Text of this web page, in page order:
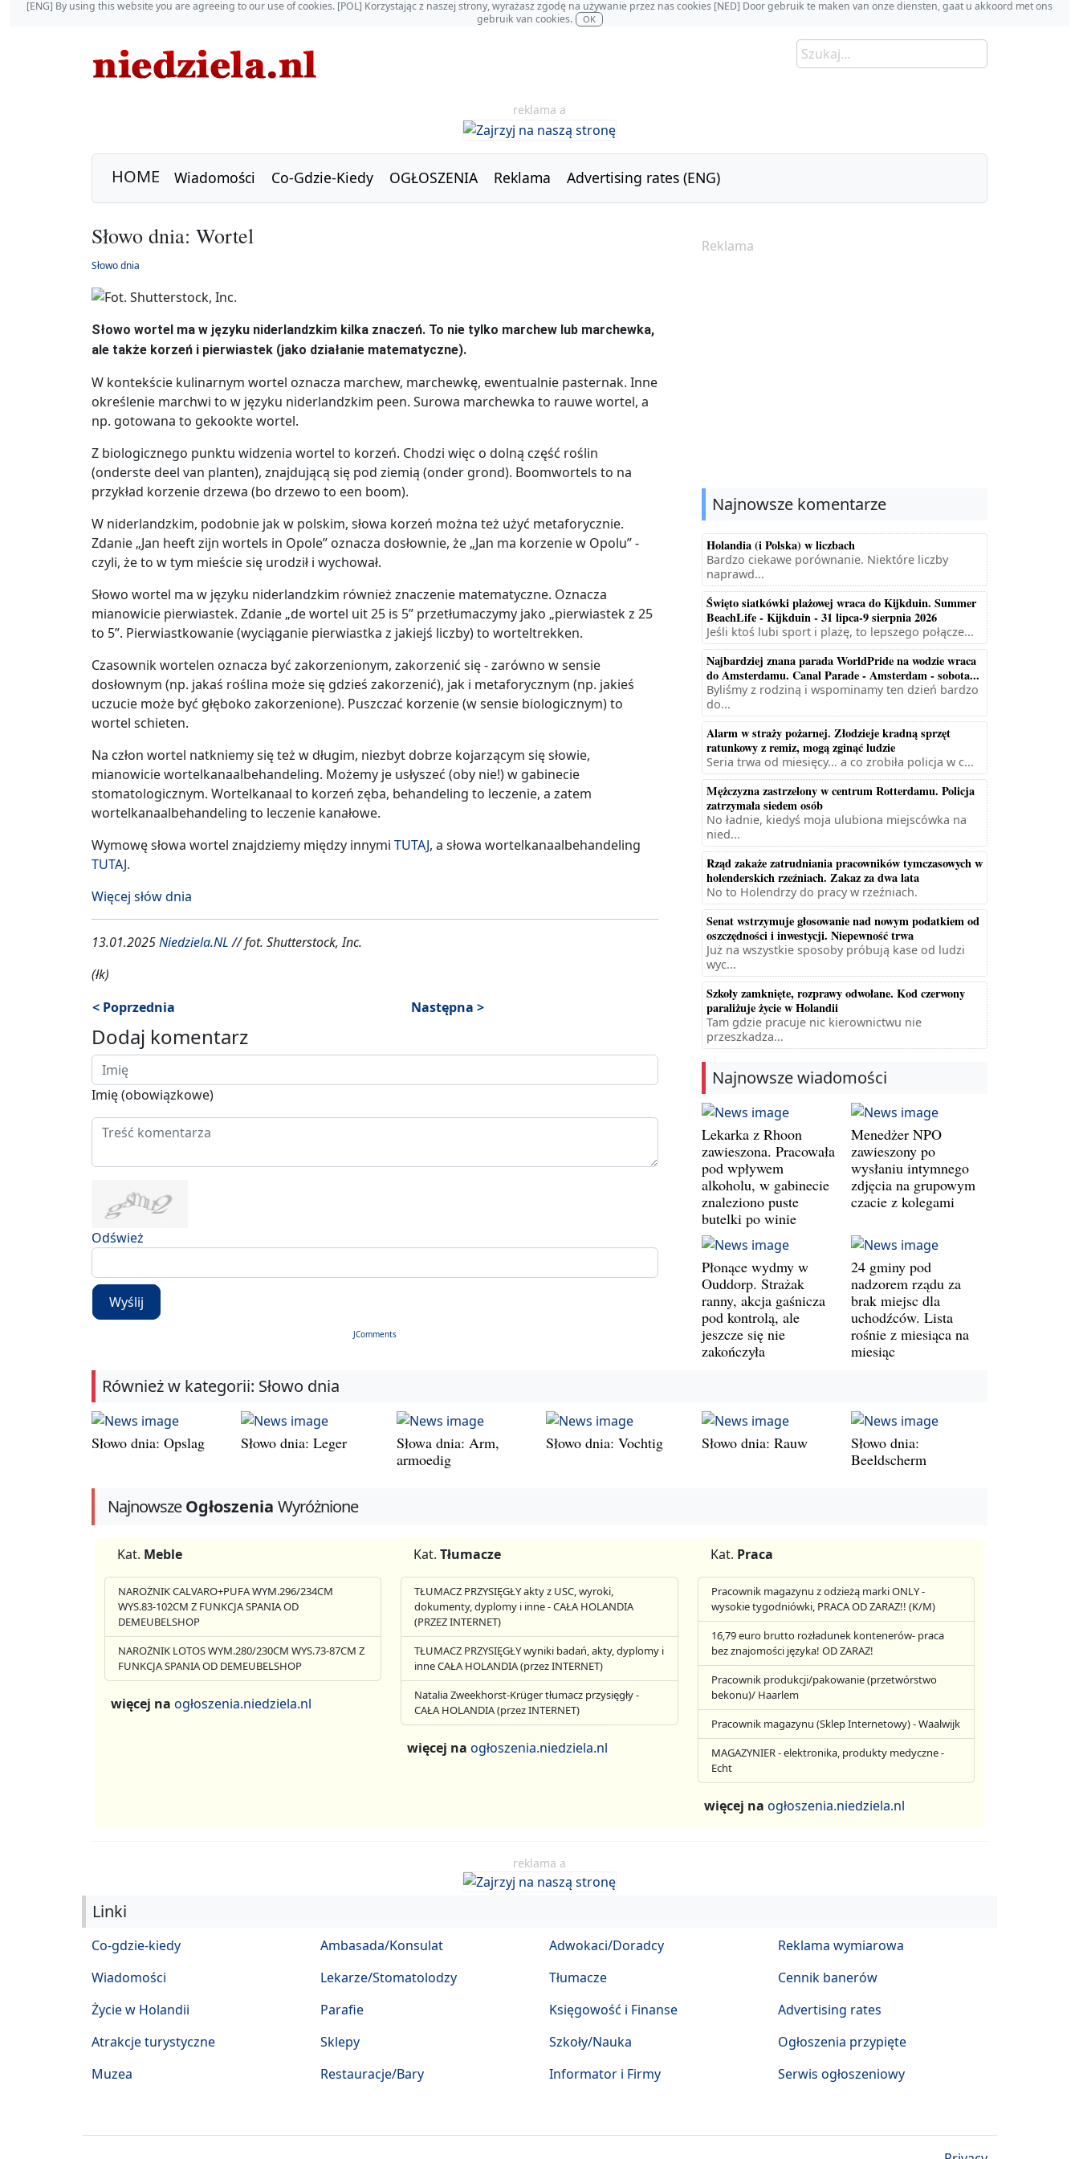
[ENG] By using this website you are agreeing to our use of cookies. [POL] Korzystając z naszej strony, wyrażasz zgodę na używanie przez nas cookies [NED] Door gebruik te maken van onze diensten, gaat u akkoord met ons
gebruik van cookies.
OK
reklama a
HOME Wiadomości Co-Gdzie-Kiedy OGŁOSZENIA Reklama Advertising rates (ENG)
Słowo dnia: Wortel
Słowo dnia
Słowo wortel ma w języku niderlandzkim kilka znaczeń. To nie tylko marchew lub marchewka,
ale także korzeń i pierwiastek (jako działanie matematyczne).
W kontekście kulinarnym wortel oznacza marchew, marchewkę, ewentualnie pasternak. Inne
określenie marchwi to w języku niderlandzkim peen. Surowa marchewka to rauwe wortel, a
np. gotowana to gekookte wortel.
Z biologicznego punktu widzenia wortel to korzeń. Chodzi więc o dolną część roślin
(onderste deel van planten), znajdującą się pod ziemią (onder grond). Boomwortels to na
przykład korzenie drzewa (bo drzewo to een boom).
W niderlandzkim, podobnie jak w polskim, słowa korzeń można też użyć metaforycznie.
Zdanie „Jan heeft zijn wortels in Opole” oznacza dosłownie, że „Jan ma korzenie w Opolu” -
czyli, że to w tym mieście się urodził i wychował.
Słowo wortel ma w języku niderlandzkim również znaczenie matematyczne. Oznacza
mianowicie pierwiastek. Zdanie „de wortel uit 25 is 5” przetłumaczymy jako „pierwiastek z 25
to 5”. Pierwiastkowanie (wyciąganie pierwiastka z jakiejś liczby) to worteltrekken.
Czasownik wortelen oznacza być zakorzenionym, zakorzenić się - zarówno w sensie
dosłownym (np. jakaś roślina może się gdzieś zakorzenić), jak i metaforycznym (np. jakieś
uczucie może być głęboko zakorzenione). Puszczać korzenie (w sensie biologicznym) to
wortel schieten.
Na człon wortel natkniemy się też w długim, niezbyt dobrze kojarzącym się słowie,
mianowicie wortelkanaalbehandeling. Możemy je usłyszeć (oby nie!) w gabinecie
stomatologicznym. Wortelkanaal to korzeń zęba, behandeling to leczenie, a zatem
wortelkanaalbehandeling to leczenie kanałowe.
Wymowę słowa wortel znajdziemy między innymi TUTAJ, a słowa wortelkanaalbehandeling
TUTAJ.
Więcej słów dnia
13.01.2025Niedziela.NL// fot. Shutterstock, Inc.
(łk)
< Poprzednia
Następna >
Dodaj komentarz
Imię (obowiązkowe)
Odśwież
Wyślij
JComments
Reklama
Najnowsze komentarze
Holandia (i Polska) w liczbach
Bardzo ciekawe porównanie. Niektóre liczby
naprawd...
Święto siatkówki plażowej wraca do Kijkduin. Summer
BeachLife - Kijkduin - 31 lipca-9 sierpnia 2026
Jeśli ktoś lubi sport i plażę, to lepszego połącze...
Najbardziej znana parada WorldPride na wodzie wraca
do Amsterdamu. Canal Parade - Amsterdam - sobota...
Byliśmy z rodziną i wspominamy ten dzień bardzo
do...
Alarm w straży pożarnej. Złodzieje kradną sprzęt
ratunkowy z remiz, mogą zginąć ludzie
Seria trwa od miesięcy... a co zrobiła policja w c...
Mężczyzna zastrzelony w centrum Rotterdamu. Policja
zatrzymała siedem osób
No ładnie, kiedyś moja ulubiona miejscówka na
nied...
Rząd zakaże zatrudniania pracowników tymczasowych w
holenderskich rzeźniach. Zakaz za dwa lata
No to Holendrzy do pracy w rzeźniach.
Senat wstrzymuje głosowanie nad nowym podatkiem od
oszczędności i inwestycji. Niepewność trwa
Już na wszystkie sposoby próbują kase od ludzi
wyc...
Szkoły zamknięte, rozprawy odwołane. Kod czerwony
paraliżuje życie w Holandii
Tam gdzie pracuje nic kierownictwu nie
przeszkadza...
Najnowsze wiadomości
Lekarka z Rhoon
zawieszona. Pracowała
pod wpływem
alkoholu, w gabinecie
znaleziono puste
butelki po winie
Menedżer NPO
zawieszony po
wysłaniu intymnego
zdjęcia na grupowym
czacie z kolegami
Płonące wydmy w
Ouddorp. Strażak
ranny, akcja gaśnicza
pod kontrolą, ale
jeszcze się nie
zakończyła
24 gminy pod
nadzorem rządu za
brak miejsc dla
uchodźców. Lista
rośnie z miesiąca na
miesiąc
Również w kategorii: Słowo dnia
Słowo dnia: Opslag Słowo dnia: Leger
Słowa dnia: Arm,
armoedig
Słowo dnia: Vochtig Słowo dnia: Rauw
Słowo dnia:
Beeldscherm
NajnowszeOgłoszenia Wyróżnione
Kat. Meble
NAROŻNIK CALVARO+PUFA WYM.296/234CM
WYS.83-102CM Z FUNKCJA SPANIA OD
DEMEUBELSHOP
NAROŻNIK LOTOS WYM.280/230CM WYS.73-87CM Z
FUNKCJA SPANIA OD DEMEUBELSHOP
więcej na ogłoszenia.niedziela.nl
Kat. Tłumacze
TŁUMACZ PRZYSIĘGŁY akty z USC, wyroki,
dokumenty, dyplomy i inne - CAŁA HOLANDIA
(PRZEZ INTERNET)
TŁUMACZ PRZYSIĘGŁY wyniki badań, akty, dyplomy i
inne CAŁA HOLANDIA (przez INTERNET)
Natalia Zweekhorst-Krüger tłumacz przysięgły -
CAŁA HOLANDIA (przez INTERNET)
więcej naogłoszenia.niedziela.nl
Kat. Praca
Pracownik magazynu z odzieżą marki ONLY -
wysokie tygodniówki, PRACA OD ZARAZ!! (K/M)
16,79 euro brutto rozładunek kontenerów- praca
bez znajomości języka! OD ZARAZ!
Pracownik produkcji/pakowanie (przetwórstwo
bekonu)/ Haarlem
Pracownik magazynu (Sklep Internetowy) - Waalwijk
MAGAZYNIER - elektronika, produkty medyczne -
Echt
więcej na ogłoszenia.niedziela.nl
reklama a
Linki
Co-gdzie-kiedy
Wiadomości
Życie w Holandii
Atrakcje turystyczne
Muzea
Ambasada/Konsulat
Lekarze/Stomatolodzy
Parafie
Sklepy
Restauracje/Bary
Adwokaci/Doradcy
Tłumacze
Księgowość i Finanse
Szkoły/Nauka
Informator i Firmy
Reklama wymiarowa
Cennik banerów
Advertising rates
Ogłoszenia przypięte
Serwis ogłoszeniowy